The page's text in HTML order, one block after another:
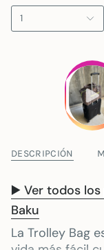
1
DESCRIPCIÓN
▶️ Ver todos
Baku
La Trolley Bag